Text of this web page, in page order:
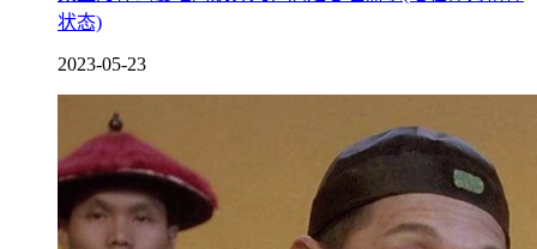
状态)
2023-05-23